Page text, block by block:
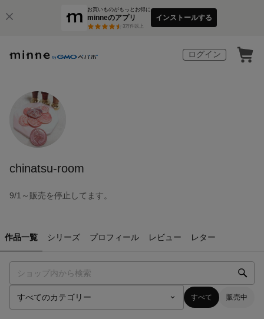
お買いものがもっとお得に
minneのアプリ
3万件以上
インストールする
ログイン
chinatsu-room
9/1～販売を停止してます。
作品一覧 シリーズ プロフィール レビュー レター
すべて 販売中